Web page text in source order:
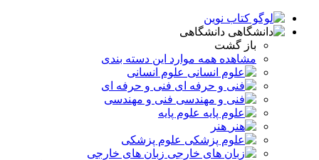
دانشگاهی
باز گشت
مشاهده همه موارد این دسته بندی
علوم انسانی
فنی و حرفه ای
فنی و مهندسی
علوم پایه
هنر
علوم پزشکی
زبان های خارجی